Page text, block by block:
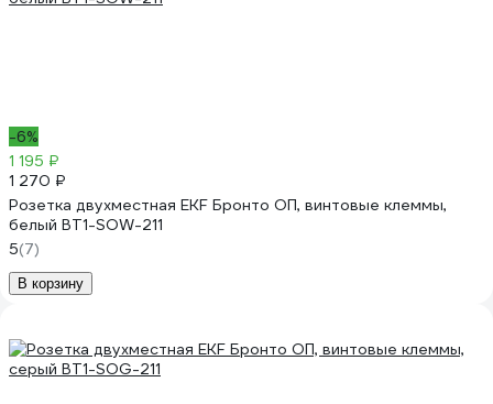
-6%
1 195 ₽
1 270 ₽
Розетка двухместная EKF Бронто ОП, винтовые клеммы,
белый BT1-SOW-211
5(7)
В корзину